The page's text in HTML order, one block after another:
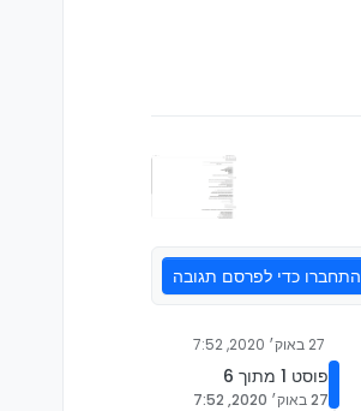
התחברו כדי לפרסם תגובה
27 באוק׳ 2020, 7:52
פוסט 1 מתוך 6
27 באוק׳ 2020, 7:52